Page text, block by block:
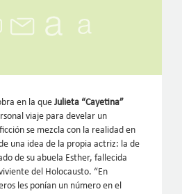
en la queJulieta “Cayetina”
viaje para develar un
se mezcla con la realidad en
una idea de la propia actriz: la de
de su abuela Esther, fallecida
del Holocausto. “En
les ponían un número en el